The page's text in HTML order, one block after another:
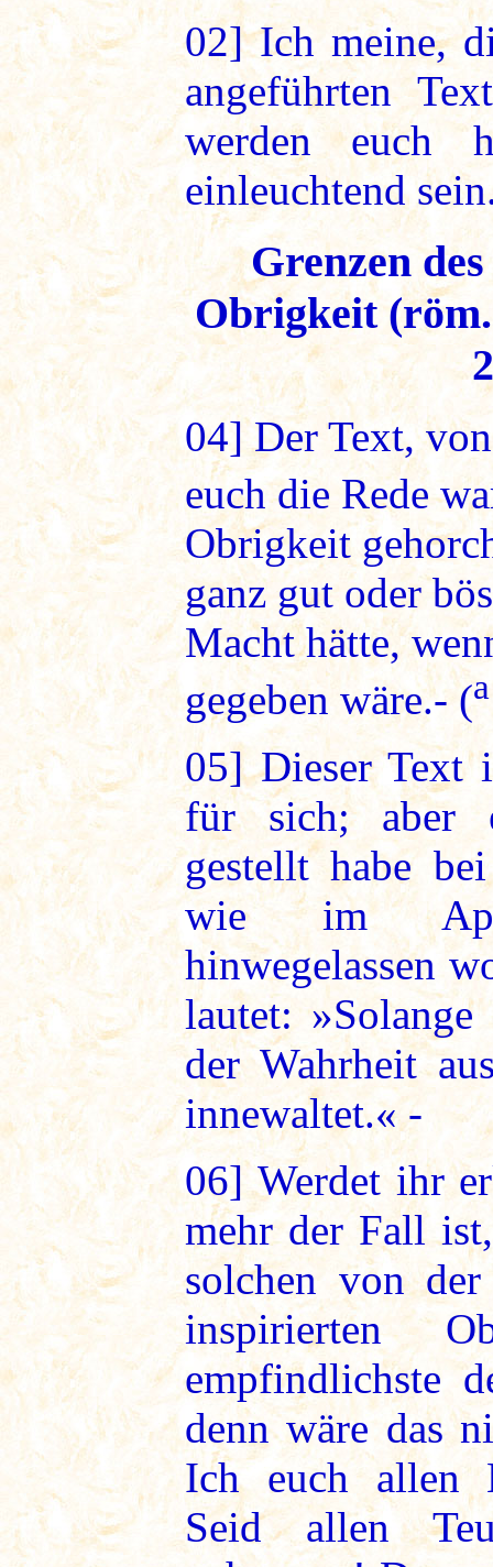
02]Ich meine,
angeführten
werden euch
einleuchtend
Grenzen
Obrigkeit
04]Der Text,
euch die Rede
Obrigkeit
ganz gut oder
Macht hätte,
gegeben wäre.- (a
05]Dieser Text
für sich; aber
gestellt habe
wie im
hinwegelassen
lautet:
der Wahrheit
innewaltet.« -
06]Werdet ihr
mehr der Fall
solchen von
inspirierten
empfindlichste
denn wäre das
Ich euch allen
Seid allen